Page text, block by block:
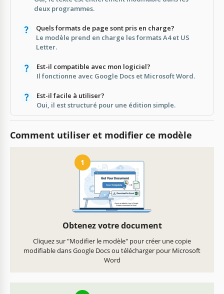
deux programmes.
Quels formats de page sont pris en charge?
Le modèle prend en charge les formats A4 et US
Letter.
Est-il compatible avec mon logiciel?
Il fonctionne avec Google Docs et Microsoft Word.
Est-il facile à utiliser?
Oui, il est structuré pour une édition simple.
Comment utiliser et modifier ce modèle
1
Obtenez votre document
Cliquez sur "Modifier le modèle" pour créer une copie
modifiable dans Google Docs ou télécharger pour Microsoft
Word